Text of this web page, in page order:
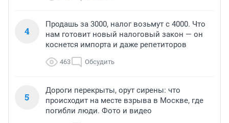
4
Продашь за 3000, налог возьмут с 4000. Что
нам готовит новый налоговый закон — он
коснется импорта и даже репетиторов
463 Обсудить
5
Дороги перекрыты, орут сирены: что
происходит на месте взрыва в Москве, где
погибли люди. Фото и видео